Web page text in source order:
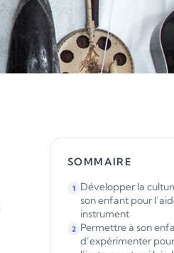
SOMMAIRE
1
Développer la
son enfant pour
instrument
2 Permettre à son
d’expérimenter